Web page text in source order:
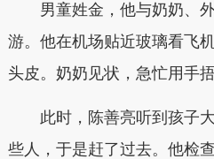
男童姓金，他与奶奶、外
游。他在机场贴近玻璃看飞
头皮。奶奶见状，急忙用手
此时，陈善亮听到孩子大
些人，于是赶了过去。他检